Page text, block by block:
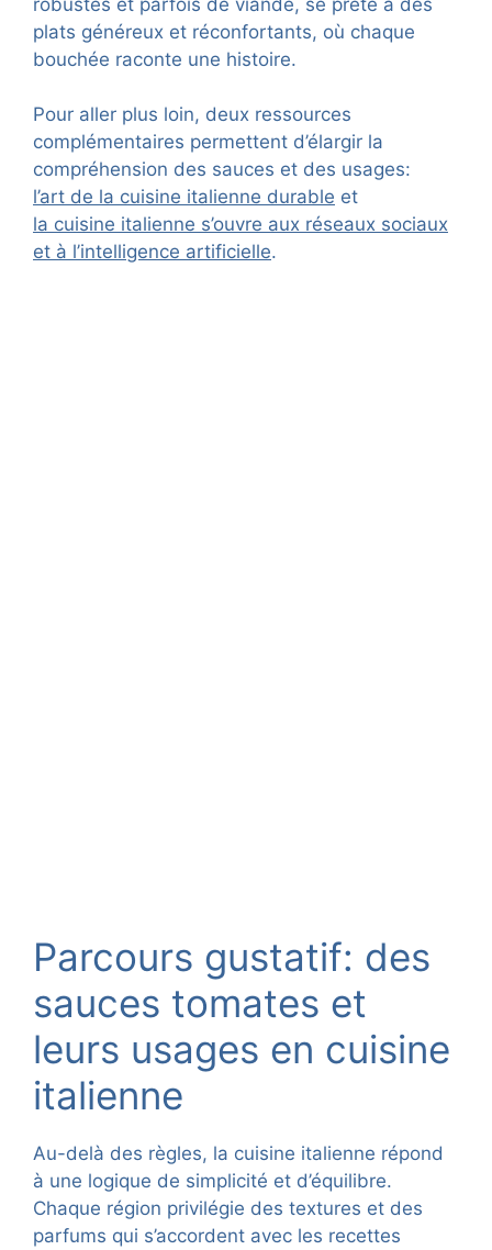
plats généreux et réconfortants, où chaque
bouchée raconte une histoire.
Pour aller plus loin, deux ressources
complémentaires permettent d’élargir la
compréhension des sauces et des usages:
l’art de la cuisine italienne durable et
la cuisine italienne s’ouvre aux réseaux sociaux
et à l’intelligence artificielle.
Parcours gustatif: des
sauces tomates et
leurs usages en cuisine
italienne
Au-delà des règles, la cuisine italienne répond
à une logique de simplicité et d’équilibre.
Chaque région privilégie des textures et des
parfums qui s’accordent avec les recettes